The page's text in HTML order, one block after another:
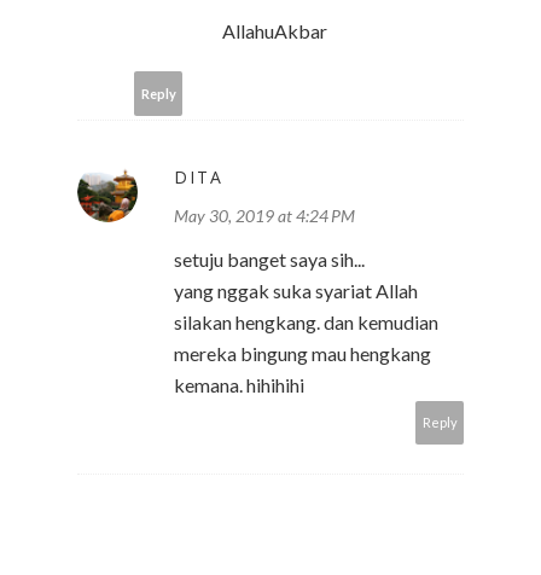
AllahuAkbar
Reply
DITA
May 30, 2019 at 4:24 PM
setuju banget saya sih...
yang nggak suka syariat Allah
silakan hengkang. dan kemudian
mereka bingung mau hengkang
kemana. hihihihi
Reply